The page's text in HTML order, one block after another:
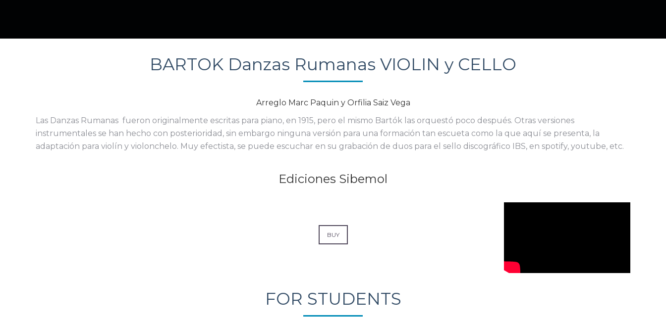
BARTOK Danzas Rumanas VIOLIN y CELLO
Arreglo Marc Paquin y Orfilia Saiz Vega
Las Danzas Rumanas fueron originalmente escritas para piano, en 1915, pero el mismo Bartók las orquestó poco después. Otras versiones
instrumentales se han hecho con posterioridad, sin embargo ninguna versión para una formación tan escueta como la que aquí se presenta, la
adaptación para violín y violonchelo. Muy efectista, se puede escuchar en su grabación de duos para el sello discográfico IBS, en spotify, youtube, etc.
Ediciones Sibemol
BUY
FOR STUDENTS